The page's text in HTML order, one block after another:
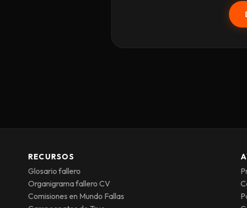
RECURSOS
Glosario fallero
Organigrama fallero CV
Comisiones en Mundo Fallas